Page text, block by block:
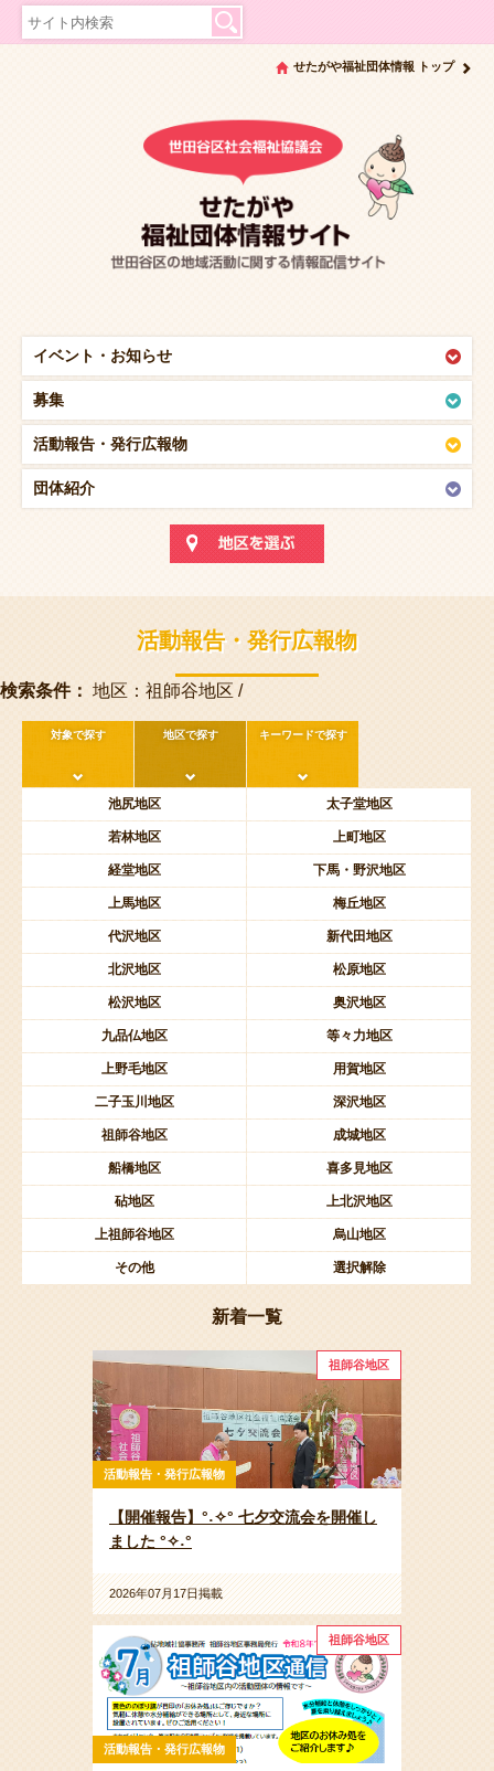
イベント・ お知らせ
募集
活動報告・ 発行広報物
団体紹介
せたがや福祉団体情報 トップ
活動報告・発行広報物
検索条件： 地区：祖師谷地区 /
対象で探す 地区で探す キーワードで探す
池尻地区 太子堂地区
若林地区 上町地区
経堂地区 下馬・野沢地区
上馬地区 梅丘地区
代沢地区 新代田地区
北沢地区 松原地区
松沢地区 奥沢地区
九品仏地区 等々力地区
上野毛地区 用賀地区
二子玉川地区 深沢地区
祖師谷地区 成城地区
船橋地区 喜多見地区
砧地区 上北沢地区
上祖師谷地区 烏山地区
その他 選択解除
新着一覧
祖師谷地区
活動報告・発行広報物
【開催報告】°˖✧° 七夕交流会を開催し
ました °✧˖°
2026年07月17日掲載
祖師谷地区
活動報告・発行広報物